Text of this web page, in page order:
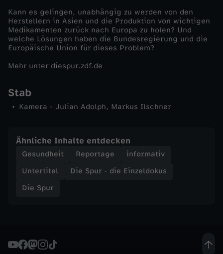
b
i
o
i
a
:
c
Kann es gelingen, unabhängig zu werden von den
Herstellern in Asien und die Produktion von wichtigen
Medikamenten zurück nach Europa zu holen? Und
welche Lösungen haben die Bundesregierung und die
Europäische Union für dieses Problem?
Mehr unter diespur.zdf.de
Stab
Kamera - Julian Adolph, Markus Ilschner
Ähnliche Inhalte entdecken
Gesundheit Reportage
informativ
Untertitel
Die Spur - die Einzeldokus
Die Spur